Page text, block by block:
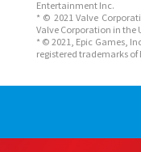
Entertainment Inc.
* © 2021 Valve
Valve Corporation in the
* © 2021, Epic Games,
registered trademarks of